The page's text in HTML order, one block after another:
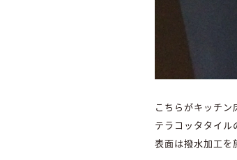
こちらがキッチン
テラコッタタイル
表面は撥水加工を